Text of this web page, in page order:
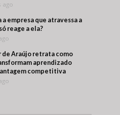
ago
a empresa que atravessa a
reage a ela?
de Araújo retrata como
aprendizado
competitiva